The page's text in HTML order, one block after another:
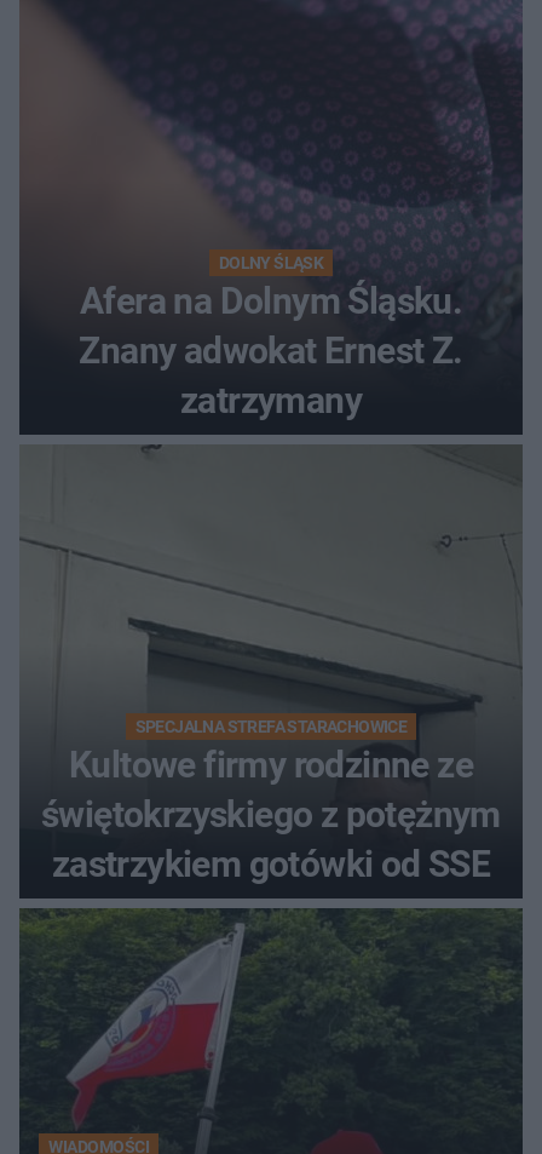
DOLNY ŚLĄSK
Afera na Dolnym Śląsku.
Znany adwokat Ernest Z.
zatrzymany
SPECJALNA STREFA STARACHOWICE
Kultowe firmy rodzinne ze
świętokrzyskiego z potężnym
zastrzykiem gotówki od SSE
WIADOMOŚCI